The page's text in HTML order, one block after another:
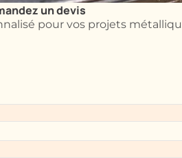
un devis
pour vos projets